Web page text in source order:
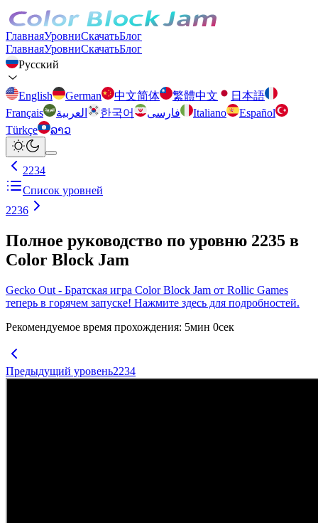
ГлавнаяУровниСкачатьБлог
ГлавнаяУровниСкачатьБлог
Русский
English German 中文简体 繁體中文
日本語
Français
العربية 한국어 فارسی Italiano
Español
Türkçe
ລາວ
2234
Список уровней
2236
Полное руководство по уровню 2235 в
Color Block Jam
Gecko Out - Братская игра Color Block Jam от Rollic Games
теперь в горячем запуске! Нажмите здесь для подробностей.
Рекомендуемое время прохождения: 5мин 0сек
Предыдущий уровень2234